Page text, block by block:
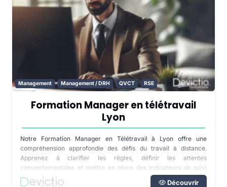
Management Management / DRH QVCT RSE
Formation Manager en télétravail
Lyon
Notre Formation Manager en Télétravail à Lyon offre une
compréhension approfondie des défis du travail à distance.
Apprenez à clarifier les règles, définir les attentes
comportementales et mettre en place des indicateurs de suivi
d'activité pour une gestion efficace de votre équipe.
Découvrir